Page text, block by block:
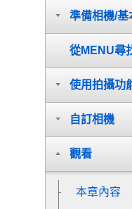
準備相機/基
從MENU尋
使用拍攝功
自訂相機
觀看
本章內容